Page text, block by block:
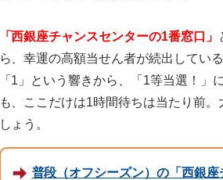
「西銀座チャンスセンターの1番窓口」
ら、幸運の高額当せん者が続出してい
「1」という響きから、「1等当選！
も、ここだけは1時間待ちは当たり前
しょう。
普段（オフシーズン）の「西銀座